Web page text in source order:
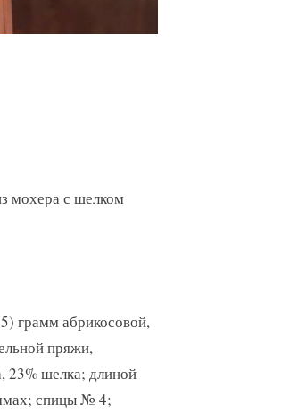
мохера с шелком
грамм абрикосовой,
пряжи,
23% шелка; длиной
спицы № 4;